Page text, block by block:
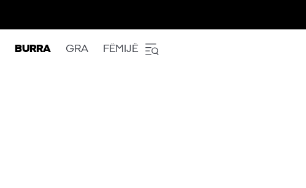
BURRA GRA FËMIJË